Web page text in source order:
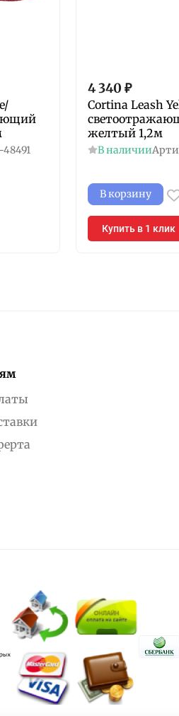
48491
4 340 ₽
Cortina Leash
желтый 1,2м
В наличии
В корзину
Купить в 1 клик